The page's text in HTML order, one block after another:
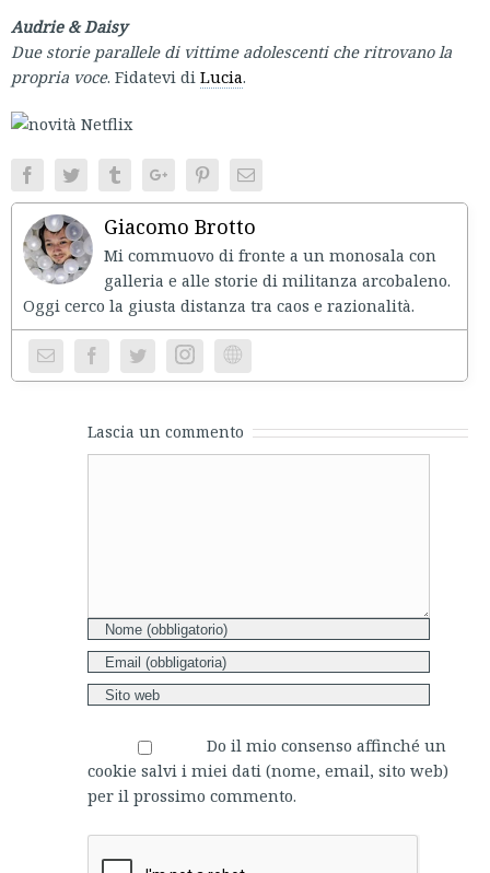
Audrie & Daisy
Due storie parallele di vittime adolescenti che ritrovano la
propria voce. Fidatevi di Lucia.
FacebookTwitter TumblrGoogle+PinterestEmail
Giacomo Brotto
Mi commuovo di fronte a un monosala con
galleria e alle storie di militanza arcobaleno.
Oggi cerco la giusta distanza tra caos e razionalità.
InstagramWebsite
Lascia un commento
Do il mio consenso affinché un
cookie salvi i miei dati (nome, email, sito web)
per il prossimo commento.